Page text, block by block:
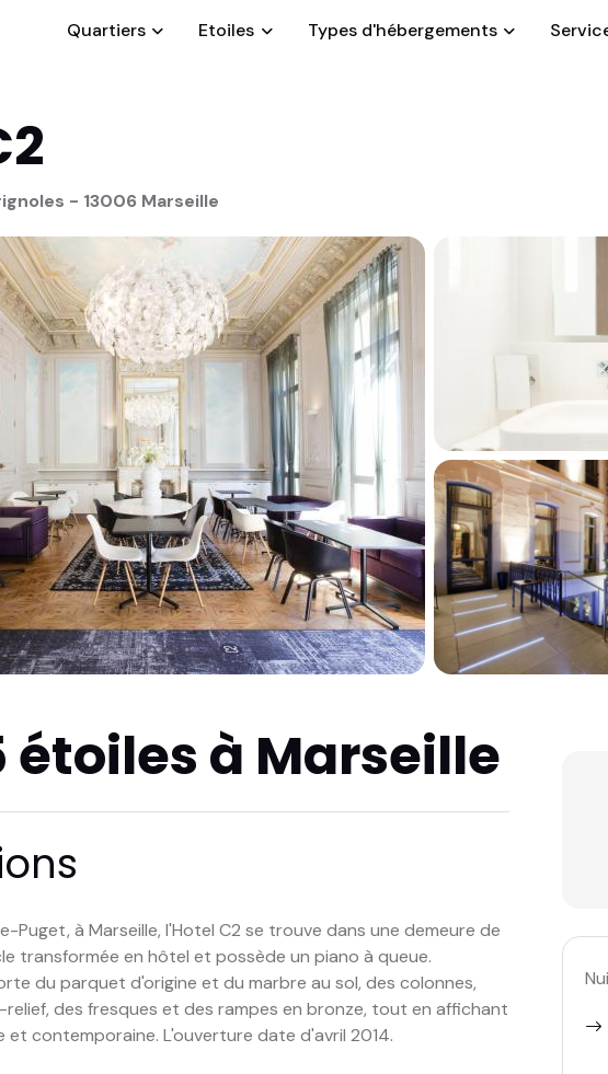
Quartiers Etoiles Types d'hébergements
- 13006 Marseille
étoiles à Marseille
Puget, à Marseille, l'Hotel C2 se trouve dans une demeure de
transformée en hôtel et possède un piano à queue.
du parquet d'origine et du marbre au sol, des colonnes,
des fresques et des rampes en bronze, tout en affichant
et contemporaine. L'ouverture date d'avril 2014.